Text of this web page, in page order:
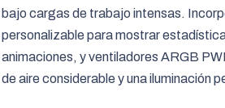
bajo cargas de trabajo intensas.
personalizable para mostrar
animaciones, y ventiladores ARGB
de aire considerable y una iluminación